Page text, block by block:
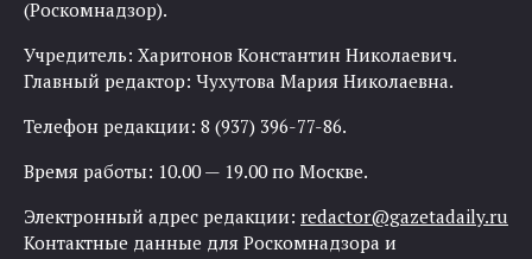
(Роскомнадзор).
Учредитель: Харитонов Константин Николаевич.
Главный редактор: Чухутова Мария Николаевна.
Телефон редакции: 8 (937) 396-77-86.
Время работы: 10.00 — 19.00 по Москве.
Электронный адрес редакции: redactor@gazetadaily.ru
Контактные данные для Роскомнадзора и